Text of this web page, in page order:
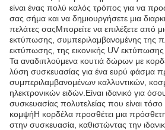
είναι ένας πολύ καλός τρόπος για να
σας σήμα και να δημιουργήσετε μια
πελάτες σαςΜπορείτε να επιλέξετε από
εκτύπωσης, συμπεριλαμβανομένης της
εκτύπωσης, της εικονικής UV εκτύπωσης
Τα αναδιπλούμενα κουτιά δώρων με
λύση συσκευασίας για ένα ευρύ φάσμα
συμπεριλαμβανομένων καλλυντικών,
ηλεκτρονικών ειδών.Είναι ιδανικό για
συσκευασίας πολυτελείας που είναι
κομψήΗ κορδέλα προσθέτει μια
στην συσκευασία, καθιστώντας την